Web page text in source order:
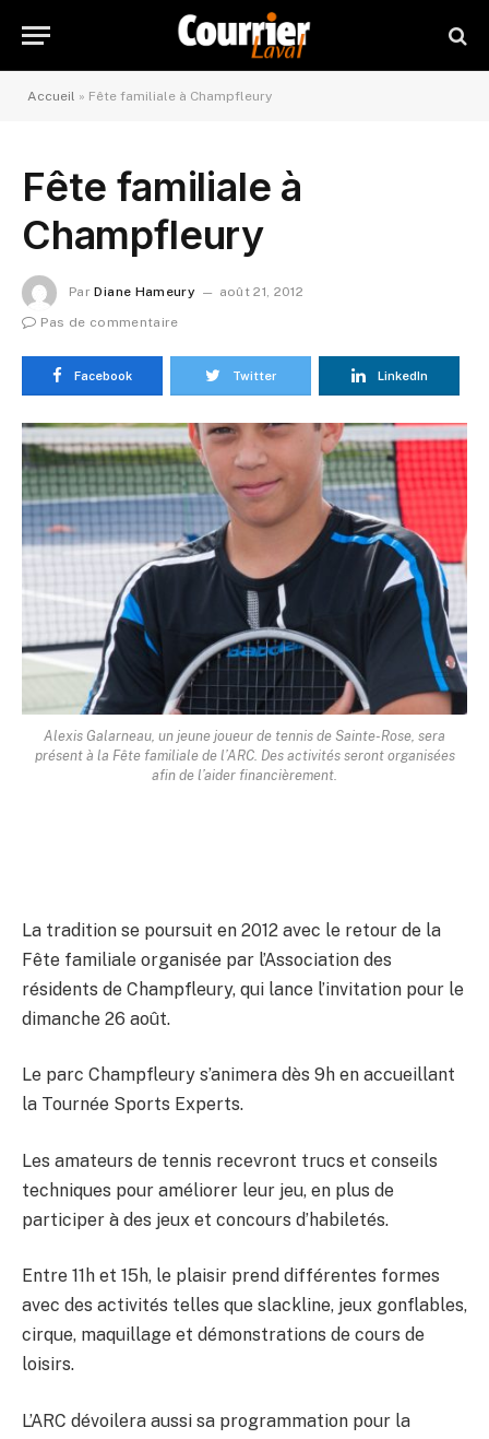
Accueil » Fête familiale à Champfleury
Fête familiale à
Champfleury
Par Diane Hameury
août 21, 2012
Pas de commentaire
Facebook Twitter LinkedIn
Alexis Galarneau, un jeune joueur de tennis de Sainte-Rose, sera
présent à la Fête familiale de l’ARC. Des activités seront organisées
afin de l’aider financièrement.
La tradition se poursuit en 2012 avec le retour de la
Fête familiale organisée par l’Association des
résidents de Champfleury, qui lance l’invitation pour le
dimanche 26 août.
Le parc Champfleury s’animera dès 9h en accueillant
la Tournée Sports Experts.
Les amateurs de tennis recevront trucs et conseils
techniques pour améliorer leur jeu, en plus de
participer à des jeux et concours d’habiletés.
Entre 11h et 15h, le plaisir prend différentes formes
avec des activités telles que slackline, jeux gonflables,
cirque, maquillage et démonstrations de cours de
loisirs.
L’ARC dévoilera aussi sa programmation pour la